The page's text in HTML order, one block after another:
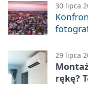
30 lipca
29 lipca
rękę?